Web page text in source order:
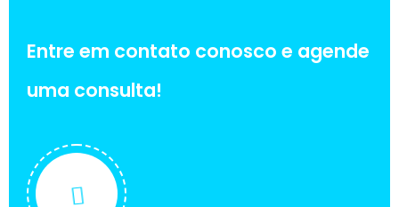
Entre em contato conosco e agende
uma consulta!